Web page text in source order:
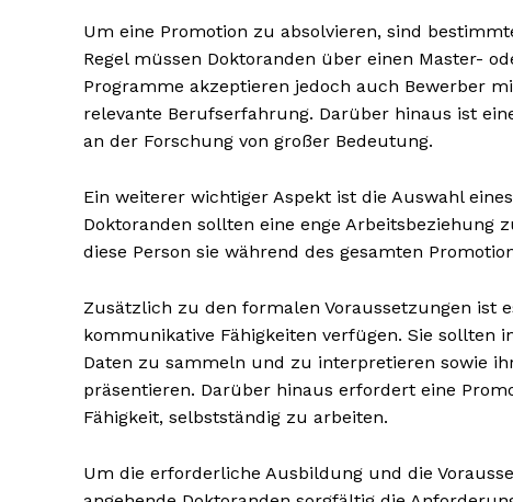
Erhalte
Um eine Promotion zu absolvieren, sind
Regel müssen Doktoranden über einen Master-
Programme akzeptieren jedoch auch Bewerber
relevante Berufserfahrung. Darüber hinaus ist
an der Forschung von großer Bedeutung.
Ein weiterer wichtiger Aspekt ist die Auswahl
Doktoranden sollten eine enge
diese Person sie während des gesamten
Zusätzlich zu den formalen Voraussetzungen ist
kommunikative Fähigkeiten verfügen. Sie sollten
Daten zu sammeln und zu interpretieren sowie
präsentieren. Darüber hinaus erfordert eine
Fähigkeit, selbstständig zu arbeiten.
Um die erforderliche Ausbildung und die